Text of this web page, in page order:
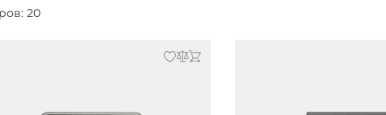
20